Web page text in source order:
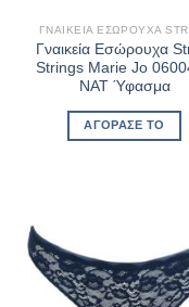
ΓΝΑΙΚΕΊΑ ΕΣΏΡΟΥΧΑ
Γναικεία Εσώρουχα
Strings Marie Jo
NAT Ύφασμα
ΑΓΌΡΑΣΈ ΤΟ